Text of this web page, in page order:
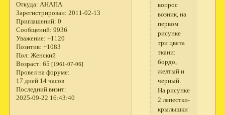
Откуда: АНАПА
Зарегистрирован: 2011-02-13
Приглашений: 0
Сообщений: 9936
Уважение: +1120
Позитив: +1083
Пол: Женский
Возраст: 65 [1961-07-06]
Провел на форуме:
17 дней 14 часов
Последний визит:
2025-09-22 16:43:40
вопрос
возник, на
первом
рисунке
три цвета
ткани:
бордо,
желтый и
черный.
На рисунке
2 лепестки-
крылышки